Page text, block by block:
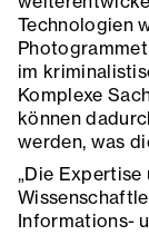
Technologien
im
Komplexe
können
werden, was
„Die Expertise
Informations-